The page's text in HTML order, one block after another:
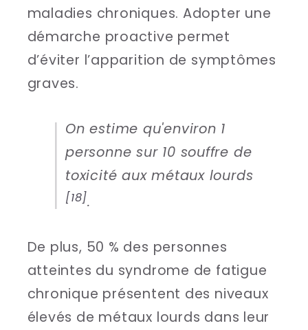
maladies chroniques. Adopter une
démarche proactive permet
d’éviter l’apparition de symptômes
graves.
On estime qu'environ 1
personne sur 10 souffre de
toxicité aux métaux lourds
[18].
De plus, 50 % des personnes
atteintes du syndrome de fatigue
chronique présentent des niveaux
élevés de métaux lourds dans leur